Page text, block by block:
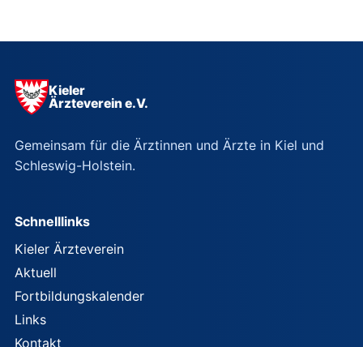
Kieler
Ärzteverein e.V.
Gemeinsam für die Ärztinnen und Ärzte in Kiel und
Schleswig-Holstein.
Schnelllinks
Kieler Ärzteverein
Aktuell
Fortbildungskalender
Links
Kontakt